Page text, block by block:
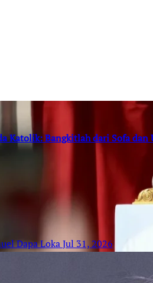
Katolik: Bangkitlah dari Sofa dan
Dapa LokaJul 31, 2026